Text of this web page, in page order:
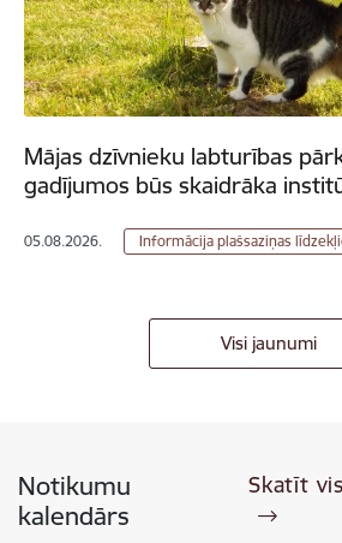
Mājas dzīvnieku labturības
gadījumos būs skaidrāka
05.08.2026. Informācija plašsaziņas
Visi jaunumi
Notikumu
kalendārs
Skatīt